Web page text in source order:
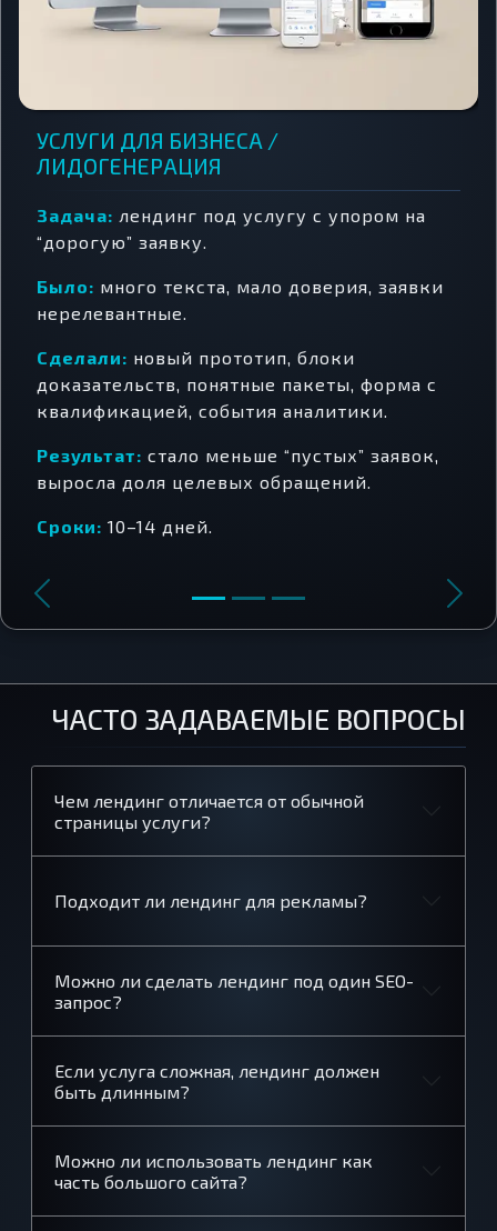
УСЛУГИ ДЛЯ БИЗНЕСА /
ЛИДОГЕНЕРАЦИЯ
Задача: лендинг под услугу с упором на
“дорогую” заявку.
Было: много текста, мало доверия, заявки
нерелевантные.
Сделали: новый прототип, блоки
доказательств, понятные пакеты, форма с
квалификацией, события аналитики.
Результат: стало меньше “пустых” заявок,
выросла доля целевых обращений.
Сроки: 10–14 дней.
ЧАСТО ЗАДАВАЕМЫЕ ВОПРОСЫ
Чем лендинг отличается от обычной
страницы услуги?
Подходит ли лендинг для рекламы?
Можно ли сделать лендинг под один SEO-
запрос?
Если услуга сложная, лендинг должен
быть длинным?
Можно ли использовать лендинг как
часть большого сайта?